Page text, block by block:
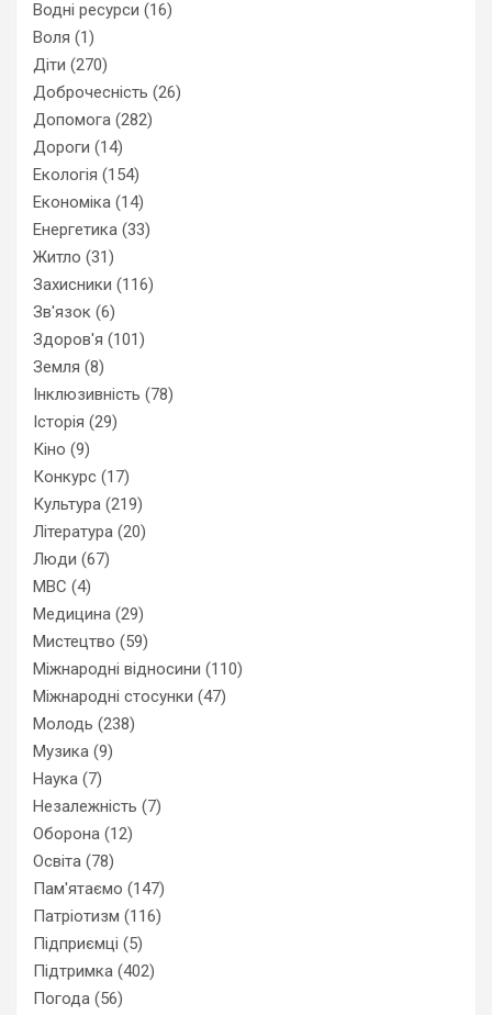
Водні ресурси (16)
Воля (1)
Діти (270)
Доброчесність (26)
Допомога (282)
Дороги (14)
Екологія (154)
Економіка (14)
Енергетика (33)
Житло (31)
Захисники (116)
Зв'язок (6)
Здоров'я (101)
Земля (8)
Інклюзивність (78)
Історія (29)
Кіно (9)
Конкурс (17)
Культура (219)
Література (20)
Люди (67)
МВС (4)
Медицина (29)
Мистецтво (59)
Міжнародні відносини (110)
Міжнародні стосунки (47)
Молодь (238)
Музика (9)
Наука (7)
Незалежність (7)
Оборона (12)
Освіта (78)
Пам'ятаємо (147)
Патріотизм (116)
Підприємці (5)
Підтримка (402)
Погода (56)